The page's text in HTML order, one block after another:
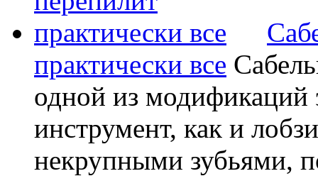
практически все
одной из модификаций
инструмент, как и
некрупными зубьями,